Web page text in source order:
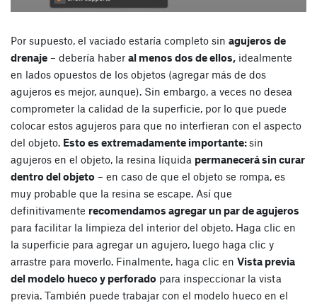
Por supuesto, el vaciado estaría completo sin agujeros de
drenaje – debería haber al menos dos de ellos, idealmente
en lados opuestos de los objetos (agregar más de dos
agujeros es mejor, aunque). Sin embargo, a veces no desea
comprometer la calidad de la superficie, por lo que puede
colocar estos agujeros para que no interfieran con el aspecto
del objeto. Esto es extremadamente importante:sin
agujeros en el objeto, la resina líquida permanecerá sin curar
dentro del objeto – en caso de que el objeto se rompa, es
muy probable que la resina se escape. Así que
definitivamente recomendamos agregar un par de agujeros
para facilitar la limpieza del interior del objeto. Haga clic en
la superficie para agregar un agujero, luego haga clic y
arrastre para moverlo. Finalmente, haga clic en Vista previa
del modelo hueco y perforado para inspeccionar la vista
previa. También puede trabajar con el modelo hueco en el